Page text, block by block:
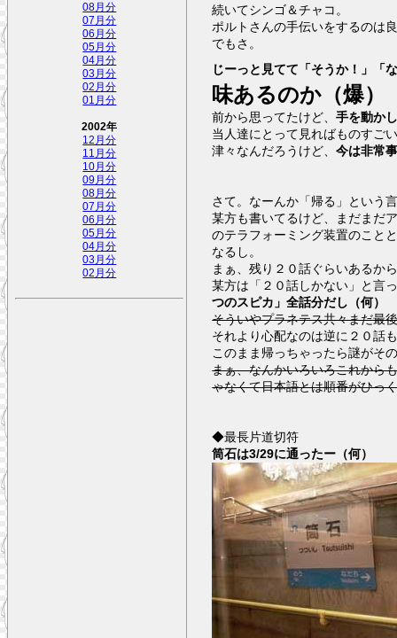
08月分
07月分
06月分
05月分
04月分
03月分
02月分
01月分
2002年
12月分
11月分
10月分
09月分
08月分
07月分
06月分
05月分
04月分
03月分
02月分
続いてシンゴ＆チャコ。
ポルトさんの手伝いをするのは
でもさ。
じーっと見てて「そうか！」「
味あるのか（爆）
前から思ってたけど、手を動か
当人達にとって見ればものすご
津々なんだろうけど、今は非常
さて。なーんか「帰る」という
某方も書いてるけど、まだまだ
のテラフォーミング装置のこと
なるし。
まぁ、残り２０話ぐらいあるか
某方は「２０話しかない」と言
つのスピカ」全話分だし（何）
そういやプラネテス共々まだ最
それより心配なのは逆に２０話
このまま帰っちゃったら謎がそ
まぁ、なんかいろいろこれから
ゃなくて日本語とは順番がひっ
◆最長片道切符
筒石は3/29に通ったー（何）